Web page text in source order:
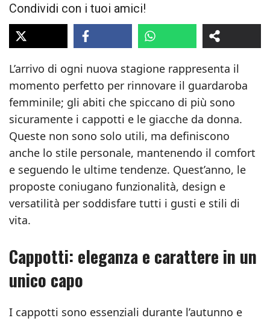
Condividi con i tuoi amici!
L’arrivo di ogni nuova stagione rappresenta il
momento perfetto per rinnovare il guardaroba
femminile; gli abiti che spiccano di più sono
sicuramente i cappotti e le giacche da donna.
Queste non sono solo utili, ma definiscono
anche lo stile personale, mantenendo il comfort
e seguendo le ultime tendenze. Quest’anno, le
proposte coniugano funzionalità, design e
versatilità per soddisfare tutti i gusti e stili di
vita.
Cappotti: eleganza e carattere in un
unico capo
I cappotti sono essenziali durante l’autunno e